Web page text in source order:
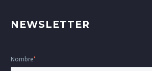
NEWSLETTER
Nombre*